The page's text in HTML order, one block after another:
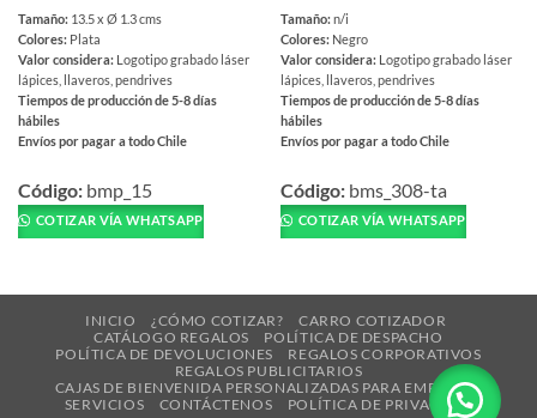
Tamaño: 13.5 x Ø 1.3 cms
Colores: Plata
Valor considera: Logotipo grabado láser
lápices, llaveros, pendrives
Tiempos de producción de 5-8 días
hábiles
Envíos por pagar a todo Chile
producto
tiene
múltiples
pueden
elegir
Código: bmp_15
COTIZAR VÍA WHATSAPP
Tamaño:n/i
Colores: Negro
Valor considera: Logotipo grabado láser
lápices, llaveros, pendrives
Tiempos de producción de 5-8 días
hábiles
Envíos por pagar a todo Chile
producto
tiene
múltiples
opciones
se
pueden
elegir
en
Código: bms_308-ta
COTIZAR VÍA WHATSAPP
INICIO ¿CÓMO COTIZAR?
CARRO COTIZADOR
CATÁLOGO REGALOS
POLÍTICA DE DESPACHO
POLÍTICA DE DEVOLUCIONES
REGALOS CORPORATIVOS
REGALOS PUBLICITARIOS
CAJAS DE BIENVENIDA PERSONALIZADAS PARA EMPRESAS
SERVICIOS
CONTÁCTENOS POLÍTICA DE PRIVACIDAD